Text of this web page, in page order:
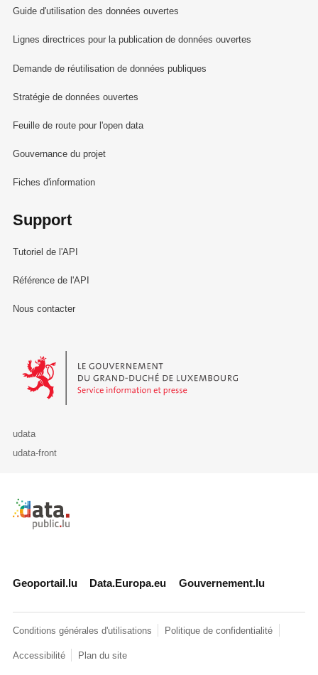
Guide d'utilisation des données ouvertes
Lignes directrices pour la publication de données ouvertes
Demande de réutilisation de données publiques
Stratégie de données ouvertes
Feuille de route pour l'open data
Gouvernance du projet
Fiches d'information
Support
Tutoriel de l'API
Référence de l'API
Nous contacter
Le Gouvernement du Grand-Duché de Luxembourg - Service
udata
udata-front
Retour à l'accueil de data.public.lu
Geoportail.lu Data.Europa.eu Gouvernement.lu
Conditions générales d'utilisations Politique de confidentialité
Accessibilité Plan du site